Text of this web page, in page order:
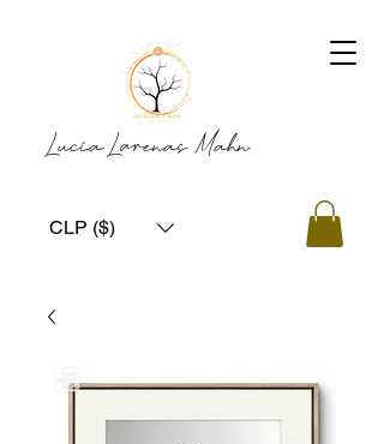
Lucía Larenas Mahn
CLP ($)